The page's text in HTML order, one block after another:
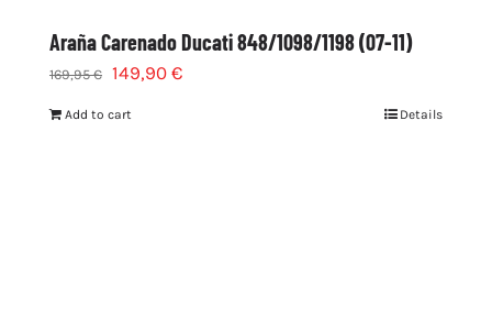
Araña Carenado Ducati 848/1098/1198 (07-11)
169,95€ 149,90 €
Add to cart Details